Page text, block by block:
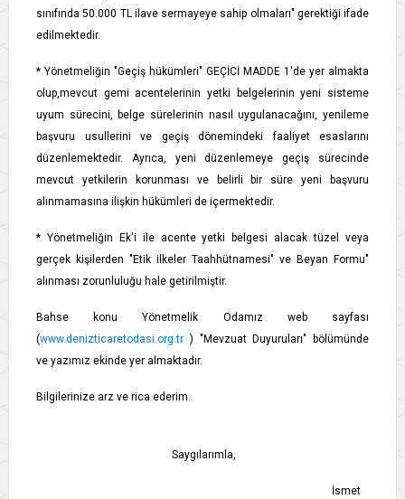
sınıfında 50.000 TL ilave sermayeye sahip olmaları" gerektiği ifade
edilmektedir.
* Yönetmeliğin "Geçiş hükümleri" GEÇİCİ MADDE 1'de yer almakta
olup,mevcut gemi acentelerinin yetki belgelerinin yeni sisteme
uyum sürecini, belge sürelerinin nasıl uygulanacağını, yenileme
başvuru usullerini ve geçiş dönemindeki faaliyet esaslarını
düzenlemektedir. Ayrıca, yeni düzenlemeye geçiş sürecinde
mevcut yetkilerin korunması ve belirli bir süre yeni başvuru
alınmamasına ilişkin hükümleri de içermektedir.
* Yönetmeliğin Ek'i ile acente yetki belgesi alacak tüzel veya
gerçek kişilerden "Etik ilkeler Taahhütnamesi" ve Beyan Formu"
alınması zorunluluğu hale getirilmiştir.
Bahse konu Yönetmelik Odamız web sayfası
(www.denizticaretodasi.org.tr ) "Mevzuat Duyuruları" bölümünde
ve yazımız ekinde yer almaktadır.
Bilgilerinize arz ve rica ederim.
Saygılarımla,
İsmet